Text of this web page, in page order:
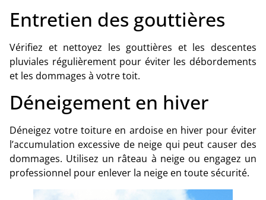
Entretien des gouttières
Vérifiez et nettoyez les gouttières et les descentes
pluviales régulièrement pour éviter les débordements
et les dommages à votre toit.
Déneigement en hiver
Déneigez votre toiture en ardoise en hiver pour éviter
l’accumulation excessive de neige qui peut causer des
dommages. Utilisez un râteau à neige ou engagez un
professionnel pour enlever la neige en toute sécurité.